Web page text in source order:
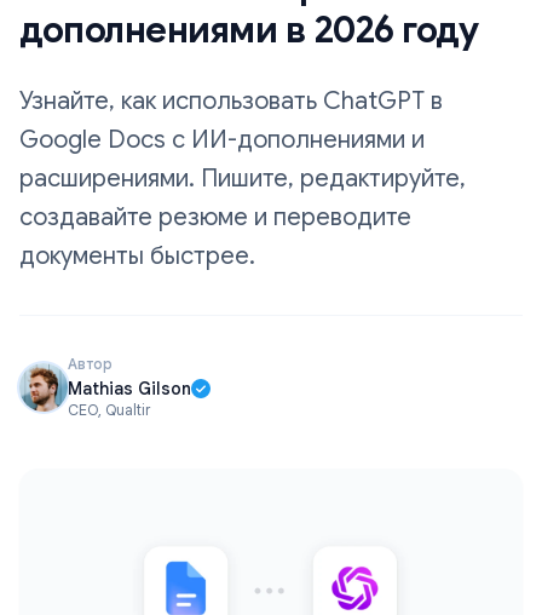
дополнениями в 2026 году
Узнайте, как использовать ChatGPT в
Google Docs с ИИ-дополнениями и
расширениями. Пишите, редактируйте,
создавайте резюме и переводите
документы быстрее.
Автор
Mathias Gilson
CEO, Qualtir